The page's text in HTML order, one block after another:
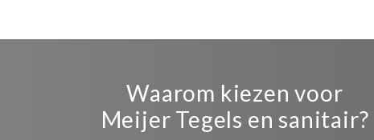
Waarom kiezen voor
Meijer Tegels en sanitair?